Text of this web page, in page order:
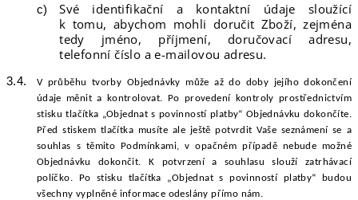
Své identifikační a kontaktní údaje sloužící
k tomu, abychom mohli doručit Zboží, zejména
tedy jméno, příjmení, doručovací adresu,
telefonní číslo a e-mailovou adresu.
V průběhu tvorby Objednávky může až do doby jejího dokončení
údaje měnit a kontrolovat. Po provedení kontroly prostřednictvím
stisku tlačítka „Objednat s povinností platby“ Objednávku dokončíte.
Před stiskem tlačítka musíte ale ještě potvrdit Vaše seznámení se a
souhlas s těmito Podmínkami, v opačném případě nebude možné
Objednávku dokončit. K potvrzení a souhlasu slouží zatrhávací
políčko. Po stisku tlačítka „Objednat s povinností platby“ budou
všechny vyplněné informace odeslány přímo nám.